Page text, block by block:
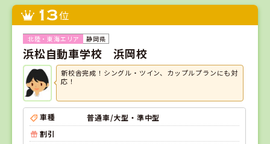
13位
静岡県
浜松自動車学校 浜岡校
新校舎完成！シングル・ツイン、カップルプランにも対
応！
車種
普通車/大型・準中型
割引